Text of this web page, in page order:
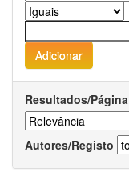
Resultados/Página
Autores/Registo